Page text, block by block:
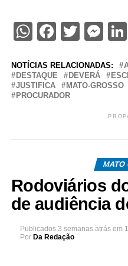
WhatsApp
NOTÍCIAS RELACIONADAS:
DESTAQUE
DEVERÁ
JUSTIFICA
MATO-GROSSO
PROCURADOR
MATO
Rodoviários
de audiência
Publicados 3 semanas atrás em
Por Da Redação